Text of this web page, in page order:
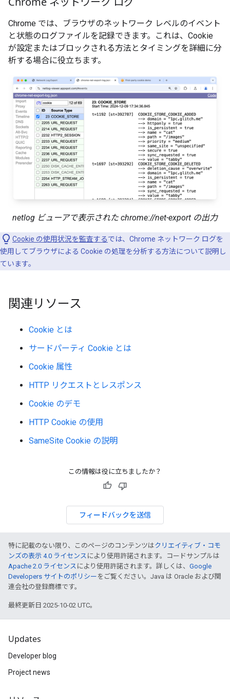
Chrome では、ブラウザのネットワーク レベルのイベント
と状態のログファイルを記録できます。これは、Cookie
が設定またはブロックされる方法とタイミングを詳細に分
析する場合に役立ちます。
netlog ビューアで表示された chrome://net-export の出力
Cookie の使用状況を監査するでは、Chrome ネットワーク ログを
使用してブラウザによる Cookie の処理を分析する方法について説明し
ています。
関連リソース
Cookie とは
サードパーティ Cookie とは
Cookie 属性
HTTP リクエストとレスポンス
Cookie のデモ
HTTP Cookie の使用
SameSite Cookie の説明
この情報は役に立ちましたか？
フィードバックを送信
特に記載のない限り、このページのコンテンツはクリエイティブ・コモ
ンズの表示 4.0 ライセンス により使用許諾されます。コードサンプルは
Apache 2.0 ライセンス により使用許諾されます。詳しくは、 Google
Developers サイトのポリシー をご覧ください。Java は Oracle および関
連会社の登録商標です。
最終更新日 2025-10-02 UTC。
Updates
Developer blog
Project news